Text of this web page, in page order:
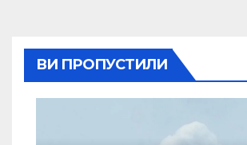
ВИ ПРОПУСТИЛИ